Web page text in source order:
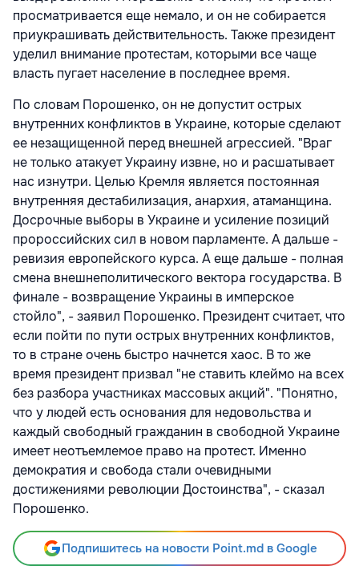
просматривается еще немало, и он не собирается
приукрашивать действительность. Также президент
уделил внимание протестам, которыми все чаще
власть пугает население в последнее время.
По словам Порошенко, он не допустит острых
внутренних конфликтов в Украине, которые сделают
ее незащищенной перед внешней агрессией. "Враг
не только атакует Украину извне, но и расшатывает
нас изнутри. Целью Кремля является постоянная
внутренняя дестабилизация, анархия, атаманщина.
Досрочные выборы в Украине и усиление позиций
пророссийских сил в новом парламенте. А дальше -
ревизия европейского курса. А еще дальше - полная
смена внешнеполитического вектора государства. В
финале - возвращение Украины в имперское
стойло", - заявил Порошенко. Президент считает, что
если пойти по пути острых внутренних конфликтов,
то в стране очень быстро начнется хаос. В то же
время президент призвал "не ставить клеймо на всех
без разбора участниках массовых акций". "Понятно,
что у людей есть основания для недовольства и
каждый свободный гражданин в свободной Украине
имеет неотъемлемое право на протест. Именно
демократия и свобода стали очевидными
достижениями революции Достоинства", - сказал
Порошенко.
Подпишитесь на новости Point.md в Google